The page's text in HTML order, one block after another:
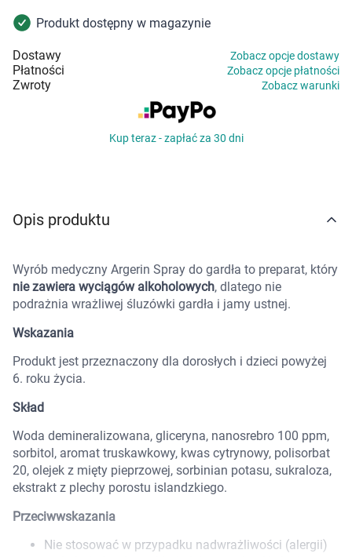
Zdrowy styl życia
Zabawki
Marki
Produkt dostępny w magazynie
Dostawy Zobacz opcje dostawy
Płatności Zobacz opcje płatności
Zwroty Zobacz warunki
Kup teraz - zapłać za 30 dni
Opis produktu
Wyrób medyczny Argerin Spray do gardła to preparat, który
nie zawiera wyciągów alkoholowych, dlatego nie
podrażnia wrażliwej śluzówki gardła i jamy ustnej.
Wskazania
Produkt jest przeznaczony dla dorosłych i dzieci powyżej
6. roku życia.
Skład
Woda demineralizowana, gliceryna, nanosrebro 100 ppm,
sorbitol, aromat truskawkowy, kwas cytrynowy, polisorbat
20, olejek z mięty pieprzowej, sorbinian potasu, sukraloza,
ekstrakt z plechy porostu islandzkiego.
Przeciwwskazania
Nie stosować w przypadku nadwrażliwości (alergii)